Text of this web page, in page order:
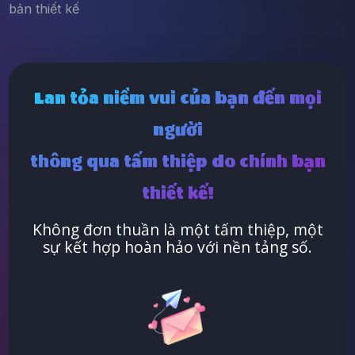
bản thiết kế
Lan tỏa niềm vui của bạn đến mọi
người
thông qua tấm thiệp do chính bạn
thiết kế!
Không đơn thuần là một tấm thiệp, một
sự kết hợp hoàn hảo với nền tảng số.